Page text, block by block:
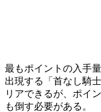
最もポイントの入手
出現する「首なし騎
リアできるが、ポイ
も倒す必要がある。